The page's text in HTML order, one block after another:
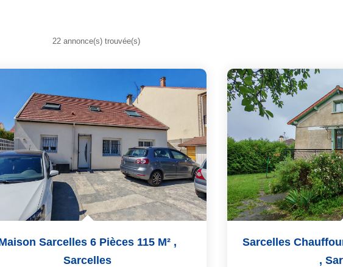
22 annonce(s) trouvée(s)
Sarcelles 6 Pièces 115 M² ,
Sarcelles
,